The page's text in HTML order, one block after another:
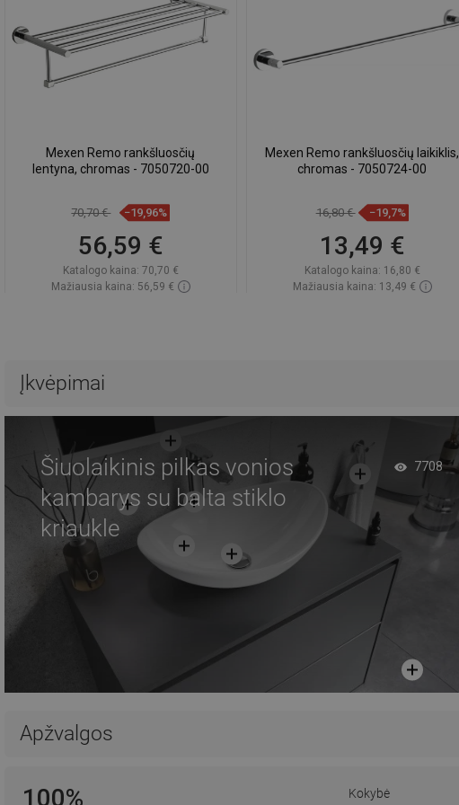
Mexen Remo rankšluosčių
lentyna, chromas - 7050720-00
70,70 € −19,96%
56,59 €
Katalogo kaina: 70,70 €
Mažiausia kaina: 56,59 €
Palyginti
Mexen Remo rankšluosčių laikiklis,
chromas - 7050724-00
16,80 € −19,7%
13,49 €
Katalogo kaina: 16,80 €
Mažiausia kaina: 13,49 €
Įkvėpimai
Šiuolaikinis pilkas vonios
kambarys su balta stiklo
kriaukle
7708
Apžvalgos
100% Kokybė